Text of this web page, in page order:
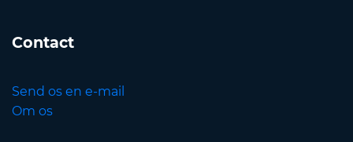
Contact
Send os en e-mail
Om os